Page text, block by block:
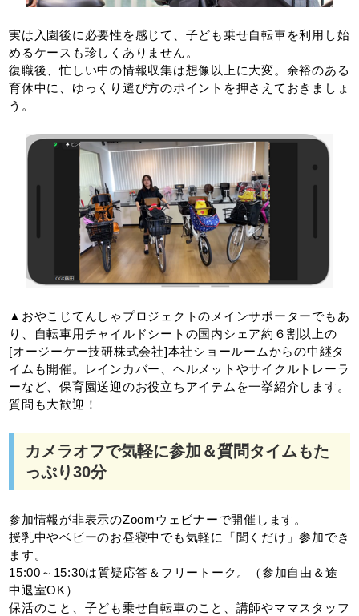
実は入園後に必要性を感じて、子ども乗せ自転車を利用し始
めるケースも珍しくありません。
復職後、忙しい中の情報収集は想像以上に大変。余裕のある
育休中に、ゆっくり選び方のポイントを押さえておきましょ
う。
▲おやこじてんしゃプロジェクトのメインサポーターでもあ
り、自転車用チャイルドシートの国内シェア約６割以上の
[オージーケー技研株式会社]本社ショールームからの中継タ
イムも開催。レインカバー、ヘルメットやサイクルトレーラ
ーなど、保育園送迎のお役立ちアイテムを一挙紹介します。
質問も大歓迎！
カメラオフで気軽に参加＆質問タイムもた
っぷり30分
参加情報が非表示のZoomウェビナーで開催します。
授乳中やベビーのお昼寝中でも気軽に「聞くだけ」参加でき
ます。
15:00～15:30は質疑応答＆フリートーク。（参加自由＆途
中退室OK）
保活のこと、子ども乗せ自転車のこと、講師やママスタッフ